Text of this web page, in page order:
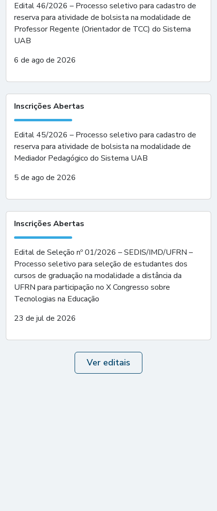
Edital 46/2026 – Processo seletivo para cadastro de
reserva para atividade de bolsista na modalidade de
Professor Regente (Orientador de TCC) do Sistema
UAB
6 de ago de 2026
Inscrições Abertas
Edital 45/2026 – Processo seletivo para cadastro de
reserva para atividade de bolsista na modalidade de
Mediador Pedagógico do Sistema UAB
5 de ago de 2026
Inscrições Abertas
Edital de Seleção nº 01/2026 – SEDIS/IMD/UFRN –
Processo seletivo para seleção de estudantes dos
cursos de graduação na modalidade a distância da
UFRN para participação no X Congresso sobre
Tecnologias na Educação
23 de jul de 2026
Ver editais